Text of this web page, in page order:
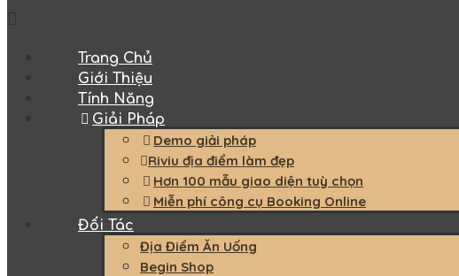
Trang Chủ
Giới Thiệu
Tính Năng
Giải Pháp
Demo giải pháp
Riviu địa điểm làm đẹp
Hơn 100 mẫu giao diện tuỳ chọn
Miễn phí công cụ Booking Online
Đối Tác
Địa Điểm Ăn Uống
Begin Shop